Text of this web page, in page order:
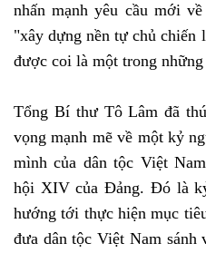
nhấn mạnh yêu cầu mới
"xây dựng nền tự chủ chiến
được coi là một trong
Tổng Bí thư Tô Lâm đã
vọng mạnh mẽ về một kỷ
mình của dân tộc Việt
hội XIV của Đảng. Đó là
hướng tới thực hiện mục
đưa dân tộc Việt Nam